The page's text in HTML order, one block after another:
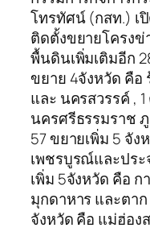
โทรทัศน์ (กสท.) เ
ติดตั้งขยายโครง
พื้นดินเพิ่มเติมอีก
ขยาย 4จังหวัด คือ
และ นครสวรรค์ ,
นครศรีธรรมราช ภู
57 ขยายเพิ่ม 5 จั
เพชรบูรณ์และประ
เพิ่ม 5จังหวัด คือ
มุกดาหาร และตาก
จังหวัด คือ แม่ฮ่อง